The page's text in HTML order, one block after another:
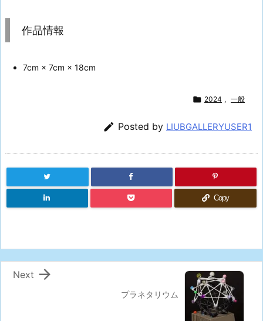
作品情報
7cm × 7cm × 18cm
 2024 , 一般
 Posted by LIUBGALLERYUSER1
Copy
プラネタリウム

Next